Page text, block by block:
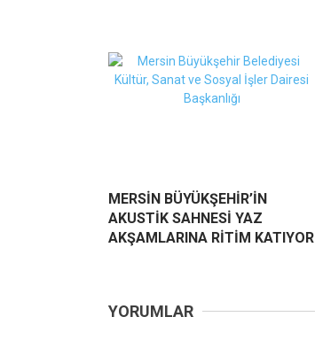
MERSİN BÜYÜKŞEHİR’İN
AKUSTİK SAHNESİ YAZ
AKŞAMLARINA RİTİM KATIYOR
YORUMLAR